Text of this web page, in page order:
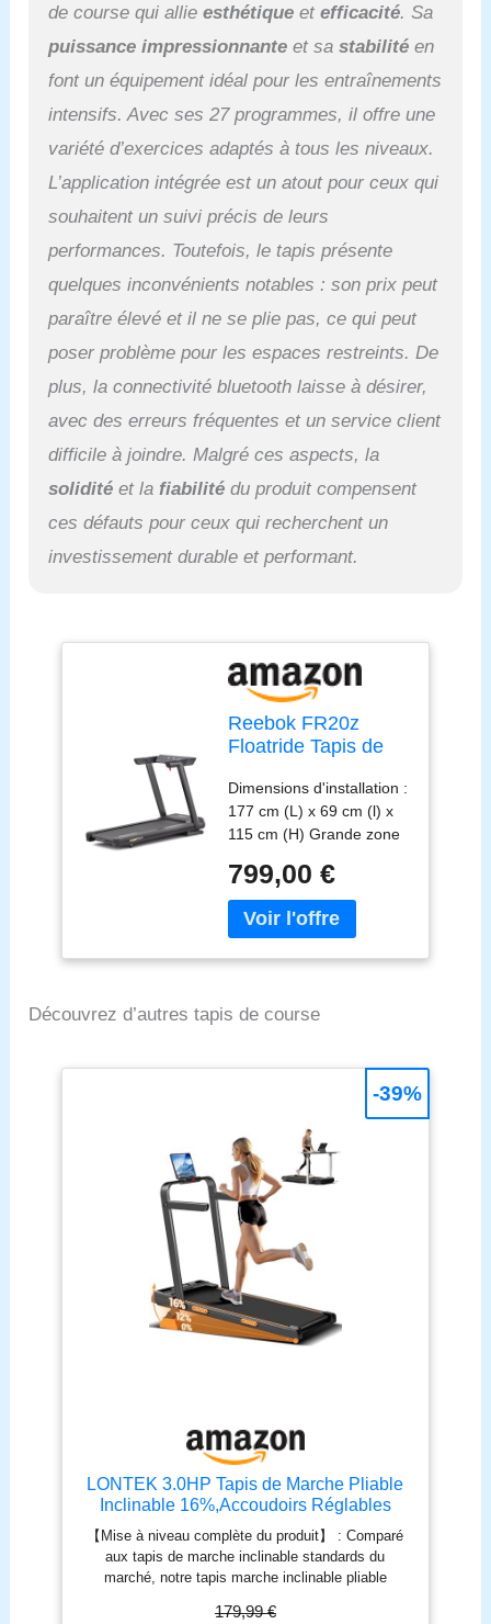
de course qui allieesthétique etefficacité. Sa
puissance impressionnante et sastabilité en
font un équipement idéal pour les entraînements
intensifs. Avec ses 27 programmes, il offre une
variété d’exercices adaptés à tous les niveaux.
L’application intégrée est un atout pour ceux qui
souhaitent un suivi précis de leurs
performances. Toutefois, le tapis présente
quelques inconvénients notables : son prix peut
paraître élevé et il ne se plie pas, ce qui peut
poser problème pour les espaces restreints. De
plus, la connectivité bluetooth laisse à désirer,
avec des erreurs fréquentes et un service client
difficile à joindre. Malgré ces aspects, la
solidité et la fiabilité du produit compensent
ces défauts pour ceux qui recherchent un
investissement durable et performant.
Reebok FR20z
Floatride Tapis de
Dimensions d'installation :
177 cm (L) x 69 cm (l) x
115 cm (H) Grande zone
46 cm (l) Vitesse
maximale de 18 km/h
Charge maximale : 120
799,00 €
Découvrez d’autres tapis de course
LONTEK 3.0HP Tapis de Marche Pliable
Inclinable 16%,Accoudoirs Réglables
【Mise à niveau complète du produit】 : Comparé
aux tapis de marche inclinable standards du
marché, notre tapis marche inclinable pliable
niveaux (max 16%), un moteur sans balais de 3.0
179,99 €
-39%